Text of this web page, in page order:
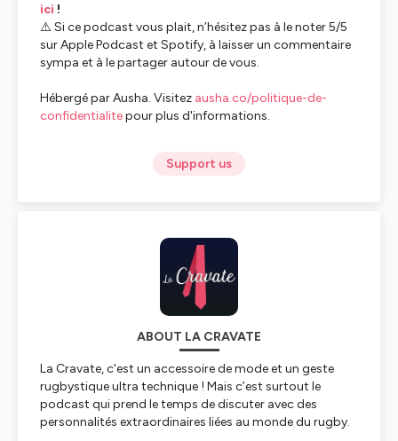
ici !
⚠️ Si ce podcast vous plait, n’hésitez pas à le noter 5/5
sur Apple Podcast et Spotify, à laisser un commentaire
sympa et à le partager autour de vous.
Hébergé par Ausha. Visitez ausha.co/politique-de-
confidentialitepour plus d'informations.
Support us
ABOUT LA CRAVATE
La Cravate, c'est un accessoire de mode et un geste
rugbystique ultra technique ! Mais c’est surtout le
podcast qui prend le temps de discuter avec des
personnalités extraordinaires liées au monde du rugby.